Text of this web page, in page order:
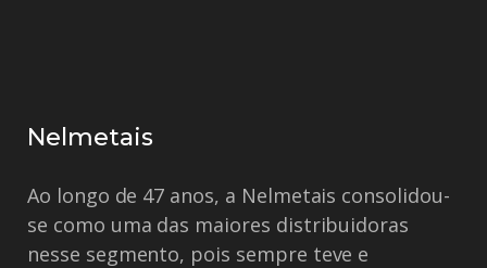
Nelmetais
Ao longo de 47 anos, a Nelmetais consolidou-
se como uma das maiores distribuidoras
nesse segmento, pois sempre teve e